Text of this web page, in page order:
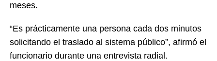
meses.
“Es prácticamente una persona cada dos minutos
solicitando el traslado al sistema público”, afirmó el
funcionario durante una entrevista radial.